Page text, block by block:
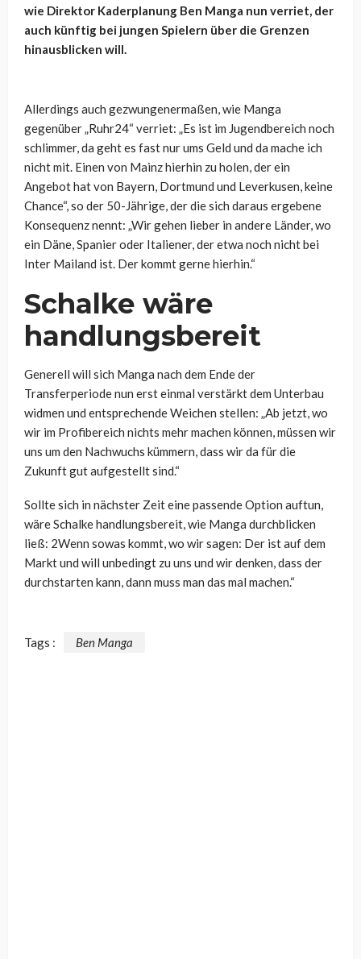
wie Direktor Kaderplanung Ben Manga nun verriet, der
auch künftig bei jungen Spielern über die Grenzen
hinausblicken will.
Allerdings auch gezwungenermaßen, wie Manga
gegenüber „Ruhr24“ verriet: „Es ist im Jugendbereich noch
schlimmer, da geht es fast nur ums Geld und da mache ich
nicht mit. Einen von Mainz hierhin zu holen, der ein
Angebot hat von Bayern, Dortmund und Leverkusen, keine
Chance“, so der 50-Jährige, der die sich daraus ergebene
Konsequenz nennt: „Wir gehen lieber in andere Länder, wo
ein Däne, Spanier oder Italiener, der etwa noch nicht bei
Inter Mailand ist. Der kommt gerne hierhin.“
Schalke wäre
handlungsbereit
Generell will sich Manga nach dem Ende der
Transferperiode nun erst einmal verstärkt dem Unterbau
widmen und entsprechende Weichen stellen: „Ab jetzt, wo
wir im Profibereich nichts mehr machen können, müssen wir
uns um den Nachwuchs kümmern, dass wir da für die
Zukunft gut aufgestellt sind.“
Sollte sich in nächster Zeit eine passende Option auftun,
wäre Schalke handlungsbereit, wie Manga durchblicken
ließ: 2Wenn sowas kommt, wo wir sagen: Der ist auf dem
Markt und will unbedingt zu uns und wir denken, dass der
durchstarten kann, dann muss man das mal machen.“
Tags : Ben Manga